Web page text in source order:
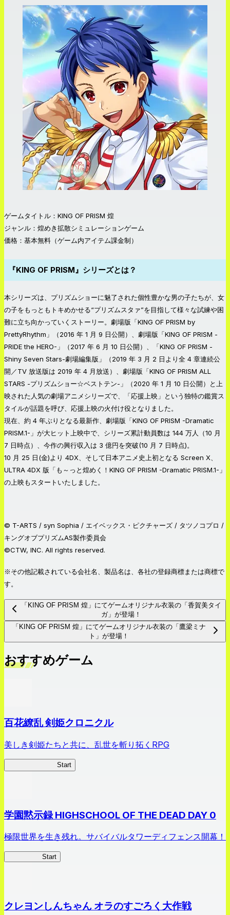
ゲームタイトル：KING OF PRISM 煌
ジャンル：煌めき拡散シミュレーションゲーム
価格：基本無料（ゲーム内アイテム課金制）
『KING OF PRISM』シリーズとは？
本シリーズは、プリズムショーに魅了された個性豊かな男の子たちが、女
の子をもっともトキめかせる“プリズムスタァ”を目指して様々な試練や困
難に立ち向かっていくストーリー。劇場版「KING OF PRISM by
PrettyRhythm」（2016 年 1 月 9 日公開）、劇場版「KING OF PRISM -
PRIDE the HERO-」（2017 年 6 月 10 日公開）、「KING OF PRISM -
Shiny Seven Stars-劇場編集版」（2019 年 3 月 2 日より全 4 章連続公
開／TV 放送版は 2019 年 4 月放送）、劇場版「KING OF PRISM ALL
STARS -プリズムショー☆ベストテン-」（2020 年 1 月 10 日公開）と上
映された人気の劇場アニメシリーズで、「応援上映」という独特の鑑賞ス
タイルが話題を呼び、応援上映の火付け役となりました。
現在、約 4 年ぶりとなる最新作、劇場版「KING OF PRISM -Dramatic
PRISM.1-」が大ヒット上映中で、シリーズ累計動員数は 144 万人（10 月
7 日時点）、今作の興行収入は 3 億円を突破(10 月 7 日時点)。
10 月 25 日(金)より 4DX、そして日本アニメ史上初となる Screen X、
ULTRA 4DX 版「も～っと煌めく！KING OF PRISM -Dramatic PRISM.1-」
の上映もスタートいたしました。
© T-ARTS / syn Sophia / エイベックス・ピクチャーズ / タツノコプロ /
キングオブプリズムAS製作委員会
©CTW, INC. All rights reserved.
※その他記載されている会社名、製品名は、各社の登録商標または商標で
す。
「KING OF PRISM 煌」にてゲームオリジナル衣装の「香賀美タイ
ガ」が登場！
「KING OF PRISM 煌」にてゲームオリジナル衣装の「鷹梁ミナ
ト」が登場！
おすすめゲーム
百花繚乱 剣姫クロニクル
美しき剣姫たちと共に、乱世を斬り拓くRPG
Start
学園黙示録 HIGHSCHOOL OF THE DEAD DAY 0
極限世界を生き残れ。サバイバルタワーディフェンス開幕！
Start
クレヨンしんちゃん オラのすごろく大作戦